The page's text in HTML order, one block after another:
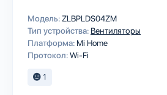
Модель: ZLBPLDS04ZM
Тип устройства: Вентиляторы
Платформа: Mi Home
Протокол:Wi-Fi
1